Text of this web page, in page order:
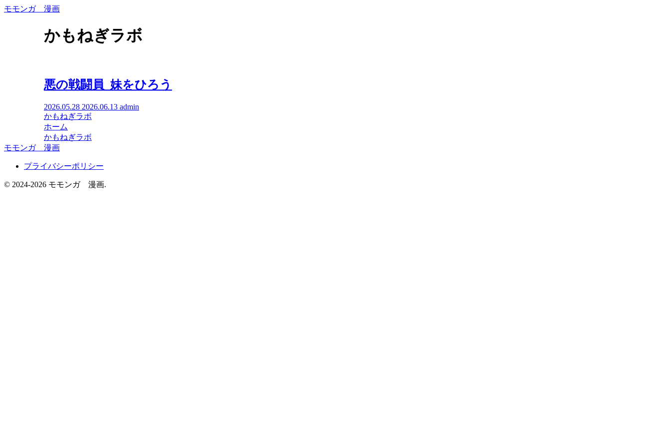
モモンガ 漫画
かもねぎラボ
悪の戦闘員_妹をひろう
2026.05.28 2026.06.13 admin
かもねぎラボ
ホーム
かもねぎラボ
モモンガ 漫画
プライバシーポリシー
© 2024-2026 モモンガ 漫画.